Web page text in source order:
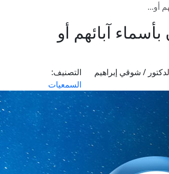
أو...
آبائهم أو
/ شوقي إبراهيم
التصنيف:
السمعيات